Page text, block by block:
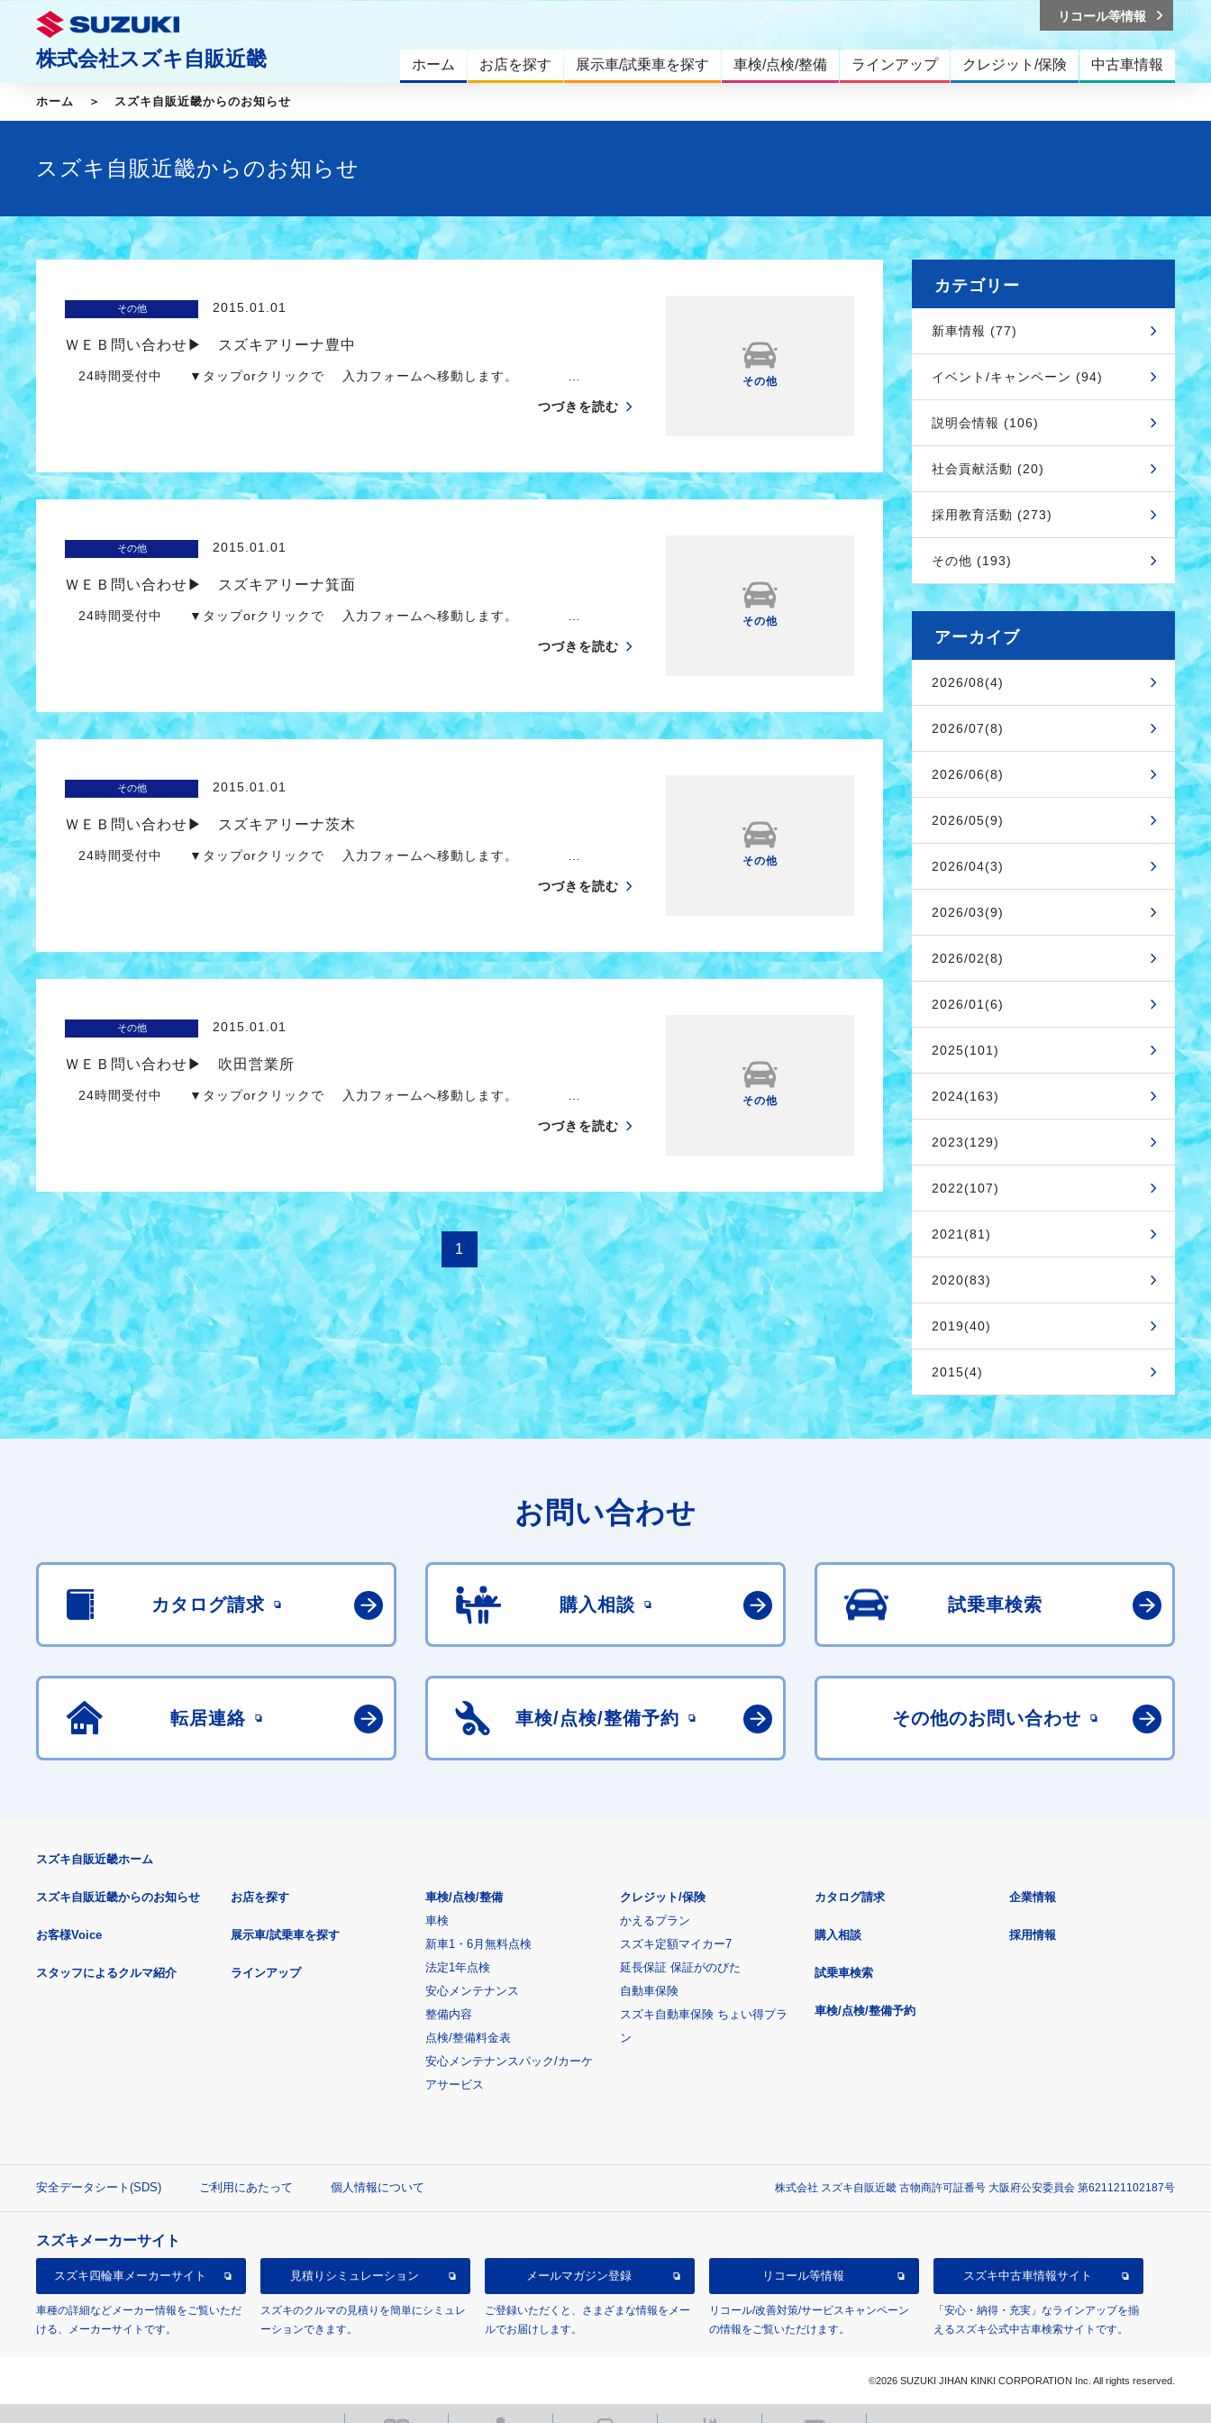
株式会社スズキ自販近畿 ホーム お店を探す 展示車/試乗車を探す 車検/点検/整備 ラインアップ クレジット/保険 中古車情報
リコール等情報
ホーム スズキ自販近畿からのお知らせ
スズキ自販近畿からのお知らせ
その他 2015.01.01
ＷＥＢ問い合わせ▶ スズキアリーナ豊中
24時間受付中 ▼タップorクリックで 入力フォームへ移動します。 …
つづきを読む
その他
その他 2015.01.01
ＷＥＢ問い合わせ▶ スズキアリーナ箕面
24時間受付中 ▼タップorクリックで 入力フォームへ移動します。 …
つづきを読む
その他
その他 2015.01.01
ＷＥＢ問い合わせ▶ スズキアリーナ茨木
24時間受付中 ▼タップorクリックで 入力フォームへ移動します。 …
つづきを読む
その他
その他 2015.01.01
ＷＥＢ問い合わせ▶ 吹田営業所
24時間受付中 ▼タップorクリックで 入力フォームへ移動します。 …
つづきを読む
その他
1
カテゴリー
新車情報 (77)
イベント/キャンペーン (94)
説明会情報 (106)
社会貢献活動 (20)
採用教育活動 (273)
その他 (193)
アーカイブ
2026/08(4)
2026/07(8)
2026/06(8)
2026/05(9)
2026/04(3)
2026/03(9)
2026/02(8)
2026/01(6)
2025(101)
2024(163)
2023(129)
2022(107)
2021(81)
2020(83)
2019(40)
2015(4)
お問い合わせ
カタログ請求 購入相談 試乗車検索
転居連絡 車検/点検/整備予約 その他のお問い合わせ
スズキ自販近畿ホーム
スズキ自販近畿からのお知らせ
お客様Voice
スタッフによるクルマ紹介
お店を探す
展示車/試乗車を探す
ラインアップ
車検/点検/整備
車検
新車1・6月無料点検
法定1年点検
安心メンテナンス
整備内容
点検/整備料金表
安心メンテナンスパック/カーケ
アサービス
クレジット/保険
かえるプラン
スズキ定額マイカー7
延長保証 保証がのびた
自動車保険
スズキ自動車保険 ちょい得プラ
ン
カタログ請求
購入相談
試乗車検索
車検/点検/整備予約
企業情報
採用情報
安全データシート(SDS) ご利用にあたって 個人情報について 株式会社 スズキ自販近畿 古物商許可証番号 大阪府公安委員会 第621121102187号
スズキメーカーサイト
スズキ四輪車メーカーサイト
車種の詳細などメーカー情報をご覧いただ
ける、メーカーサイトです。
見積り シミュレーション
スズキのクルマの見積りを簡単にシミュレ
ーションできます。
メールマガジン登録
ご登録いただくと、さまざまな情報をメー
ルでお届けします。
リコール等情報
リコール/改善対策/サービスキャンペーン
の情報をご覧いただけます。
スズキ中古車情報サイト
「安心・納得・充実」なラインアップを揃
えるスズキ公式中古車検索サイトです。
©2026 SUZUKI JIHAN KINKI CORPORATION Inc. All rights reserved.